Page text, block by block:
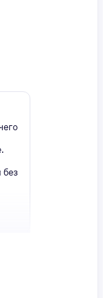
без